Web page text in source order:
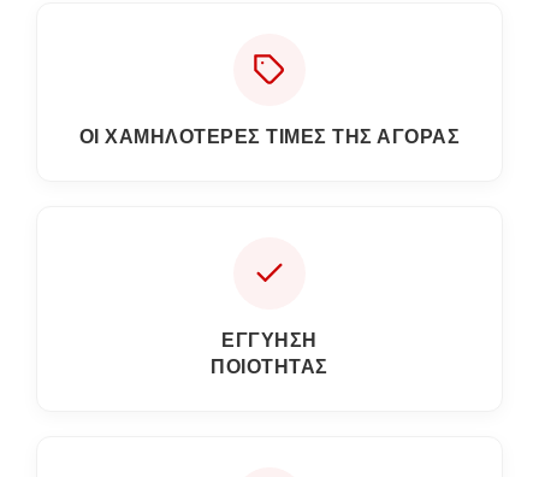
ΟΙ ΧΑΜΗΛΟΤΕΡΕΣ ΤΙΜΕΣ ΤΗΣ ΑΓΟΡΑΣ
ΕΓΓΎΗΣΗ
ΠΟΙΌΤΗΤΑΣ